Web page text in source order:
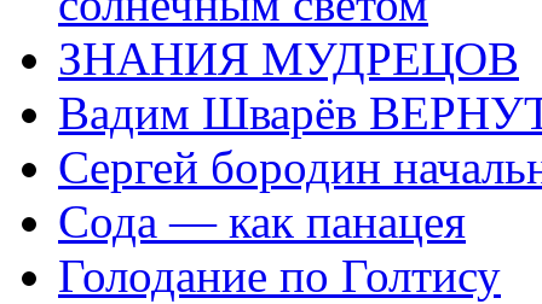
ЗНАНИЯ МУДРЕЦОВ
Вадим Шварёв
Сергей бородин
Сода — как панацея
Голодание по Голтису